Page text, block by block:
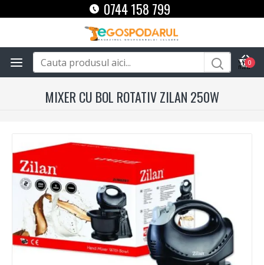
0744 158 799
0
MIXER CU BOL ROTATIV ZILAN 250W